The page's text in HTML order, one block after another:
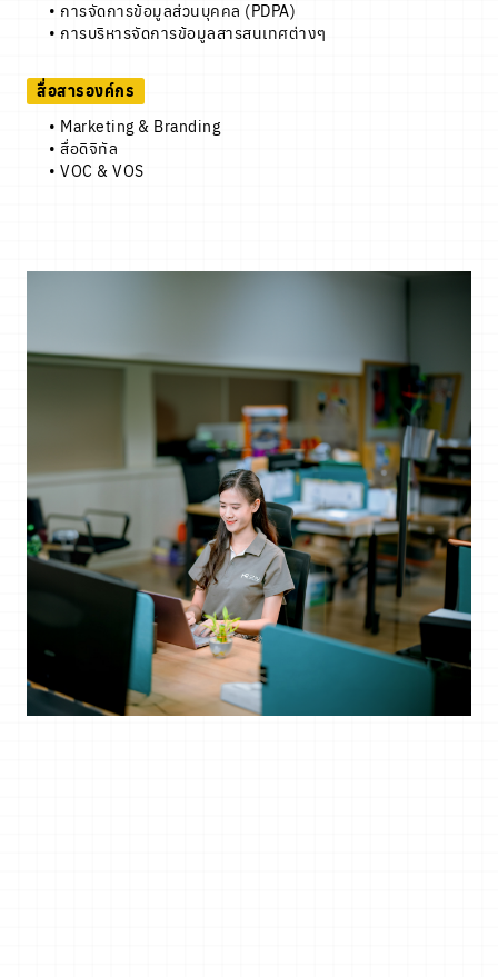
• การจัดการข้อมูลส่วนบุคคล (PDPA)
• การบริหารจัดการข้อมูลสารสนเทศต่างๆ
สื่อสารองค์กร
• Marketing & Branding
• สื่อดิจิทัล
• VOC & VOS